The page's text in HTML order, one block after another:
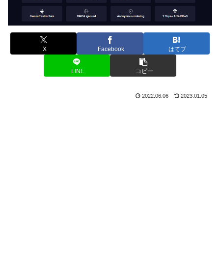
X Facebook はてブ
LINE コピー
2022.06.06 2023.01.05